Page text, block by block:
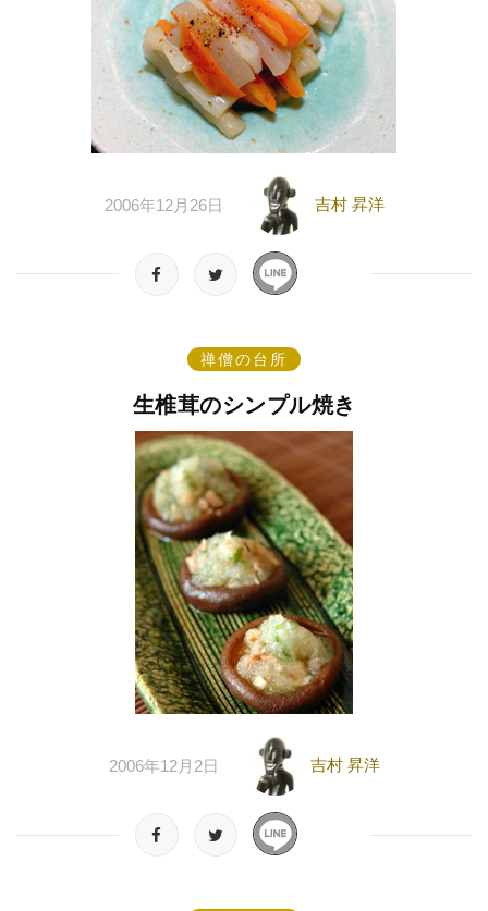
2006年12月26日 吉村 昇洋
禅僧の台所
生椎茸のシンプル焼き
2006年12月2日 吉村 昇洋